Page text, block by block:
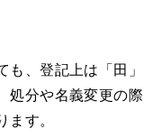
も、登記上は「田」
処分や名義変更の際
ます。